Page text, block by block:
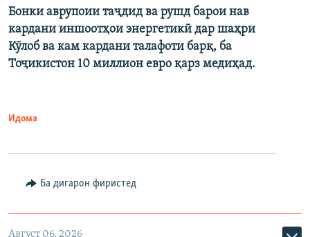
Бонки аврупоии таҷдид ва рушд барои нав
кардани иншоотҳои энергетикӣ дар шаҳри
Кӯлоб ва кам кардани талафоти барқ, ба
Тоҷикистон 10 миллион евро қарз медиҳад.
Идома
Ба дигарон фиристед
Август 06, 2026